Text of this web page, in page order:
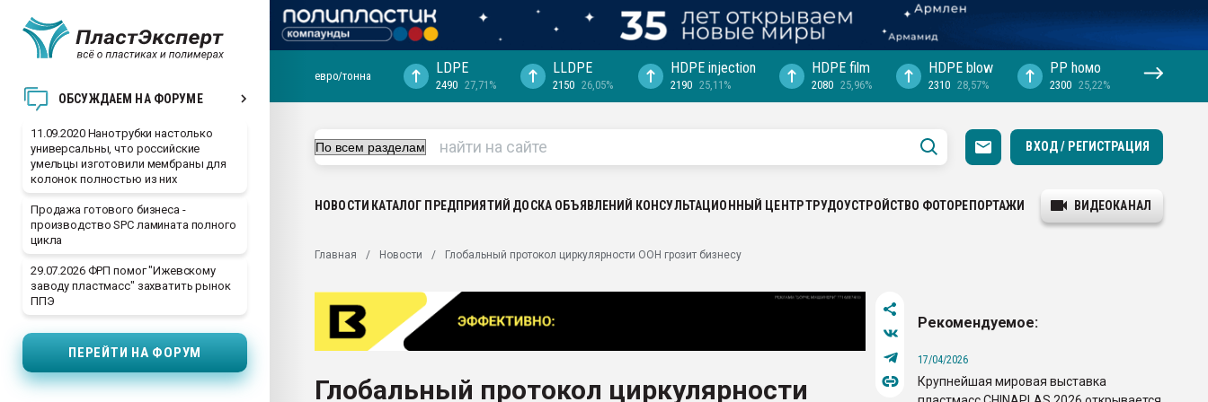
ОБСУЖДАЕМ НА ФОРУМЕ
11.09.2020 Нанотрубки настолько
универсальны, что российские
умельцы изготовили мембраны для
колонок полностью из них
Продажа готового бизнеса -
производство SPC ламината полного
цикла
29.07.2026 ФРП помог "Ижевскому
заводу пластмасс" захватить рынок
ППЭ
ПЕРЕЙТИ НА ФОРУМ
28.07.2026 Автоматизация выходит на
Материал поверхности пуансона для
вакуумного формования
Armaloy PC/ABS-1IM черный цвет
евро/тонна LDPE
2490 27,71%
LLDPE
2150 26,05%
HDPE injection
2190 25,11%
HDPE film
2080 25,96%
HDPE blow
2310 28,57%
PP hомо
2300 25,22%
ВХОД / РЕГИСТРАЦИЯ
НОВОСТИ КАТАЛОГ ПРЕДПРИЯТИЙ ДОСКА ОБЪЯВЛЕНИЙ КОНСУЛЬТАЦИОННЫЙ ЦЕНТРТРУДОУСТРОЙСТВО ФОТОРЕПОРТАЖИ ВИДЕОКАНАЛ
Главная Новости Глобальный протокол циркулярности ООН грозит бизнесу
Глобальный протокол циркулярности
Рекомендуемое:
17/04/2026
Крупнейшая мировая выставка